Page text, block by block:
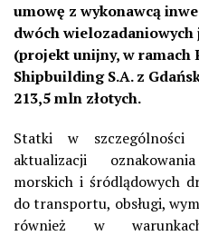
umowę z wykonawcą
dwóch wielozadaniowych
(projekt unijny, w ramach
Shipbuilding S.A. z
213,5 mln złotych.
Statki w
aktualizacji
morskich i śródlądowych
do transportu, obsługi,
również w